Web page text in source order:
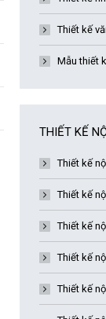
Thiết kế
Mẫu thiết
THIẾT KẾ
Thiết kế
Thiết kế
Thiết kế
Thiết kế
Thiết kế